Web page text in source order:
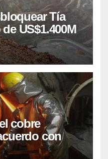
Tía
US$1.400M
cobre
con